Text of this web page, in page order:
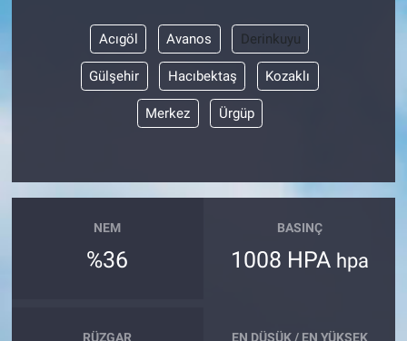
Acıgöl Avanos Derinkuyu
Gülşehir Hacıbektaş Kozaklı
Merkez Ürgüp
NEM
%36
BASINÇ
1008 HPA hpa
RÜZGAR EN DÜŞÜK / EN YÜKSEK